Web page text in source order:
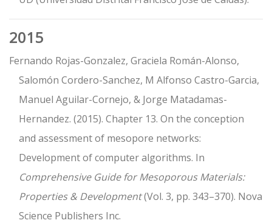
2015
Fernando Rojas-Gonzalez, Graciela Román-Alonso,
Salomón Cordero-Sanchez, M Alfonso Castro-Garcia,
Manuel Aguilar-Cornejo, & Jorge Matadamas-
Hernandez. (2015). Chapter 13. On the conception
and assessment of mesopore networks:
Development of computer algorithms. In
Comprehensive Guide for Mesoporous Materials:
Properties & Development(Vol. 3, pp. 343–370). Nova
Science Publishers Inc.